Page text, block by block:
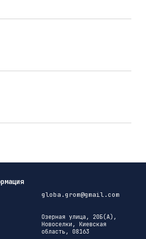
globa.grom@gmail.com
Озерная улица, 20Б(А),
Новоселки, Киевская
область, 08163